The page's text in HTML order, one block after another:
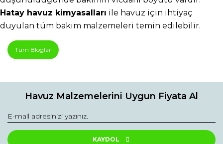
Hatay havuz kimyasalları ile havuz için ihtiyaç
duyulan tüm bakım malzemeleri temin edilebilir.
Tüm Bloglar
Havuz Malzemelerini Uygun Fiyata Al
KAYDOL